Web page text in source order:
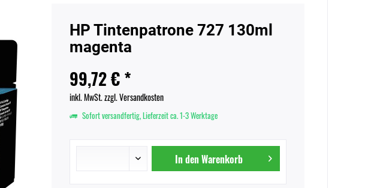
HP Tintenpatrone 727 130ml
magenta
99,72 € *
inkl. MwSt.zzgl. Versandkosten
Sofort versandfertig, Lieferzeit ca. 1-3 Werktage
In denWarenkorb